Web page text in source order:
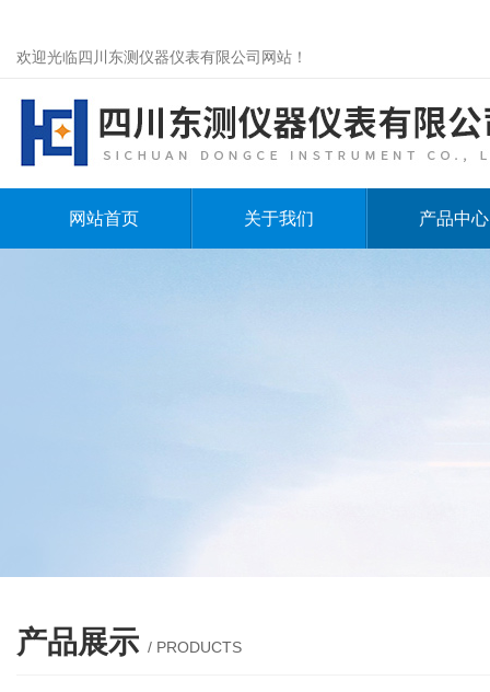
欢迎光临四川东测仪器仪表有限公司网站！
网站首页 关于我们 产品中心
产品展示 / PRODUCTS